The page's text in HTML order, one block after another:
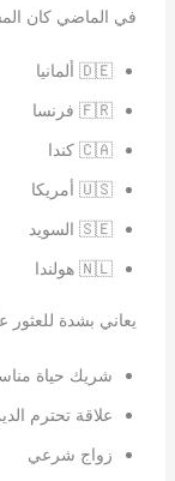
في الماضي كان
🇩🇪 ألمانيا
🇫🇷 فرنسا
🇨🇦 كندا
🇺🇸 أمريكا
🇸🇪 السويد
🇳🇱 هولندا
يعاني بشدة للعثور
شريك حياة
علاقة تحترم
زواج شرعي